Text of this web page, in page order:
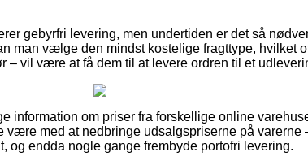
gebyrfri levering, men undertiden er det så
man vælge den mindst kostelige fragttype, hvilket
vil være at få dem til at levere ordren til et
information om priser fra forskellige online
med at nedbringe udsalgspriserne på varerne
og endda nogle gange frembyde portofri levering.